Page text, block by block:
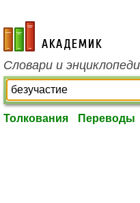
academic.ru
Словари и
Толкования Переводы